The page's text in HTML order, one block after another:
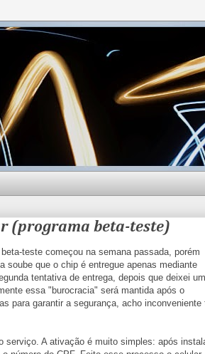
(programa beta-teste)
teste começou na semana passada, porém
soube que o chip é entregue apenas mediante
tentativa de entrega, depois que deixei
essa "burocracia" será mantida após o
para garantir a segurança, acho inconveniente
serviço. A ativação é muito simples: após